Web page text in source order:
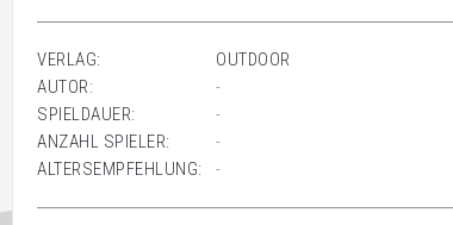
VERLAG:
OUTDOOR
AUTOR:
-
SPIELDAUER:
-
ANZAHL SPIELER:
-
ALTERSEMPFEHLUNG:
-